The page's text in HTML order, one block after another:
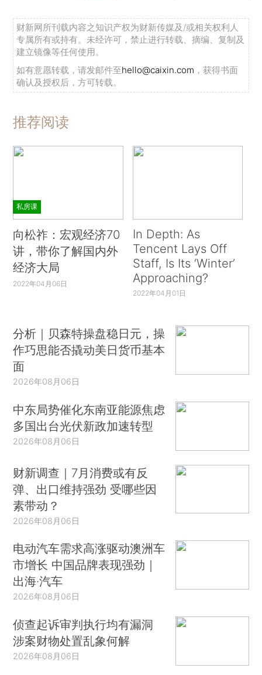
财新网所刊载内容之知识产权为财新传媒及/或相关权利人
专属所有或持有。未经许可，禁止进行转载、摘编、复制及
建立镜像等任何使用。
如有意愿转载，请发邮件至hello@caixin.com ，获得书面
确认及授权后，方可转载。
推荐阅读
私房课
向松祚：宏观经济70
讲，带你了解国内外
经济大局
2022年04月06日
In Depth: As
Tencent Lays Off
Staff, Is Its ‘Winter’
Approaching?
2022年04月01日
分析｜贝森特操盘稳日元，操
作巧思能否撬动美日货币基本
面
2026年08月06日
中东局势催化东南亚能源焦虑
多国出台光伏新政加速转型
2026年08月06日
财新调查｜7月消费或有反
弹、出口维持强劲 受哪些因
素带动？
2026年08月06日
电动汽车需求高涨驱动澳洲车
市增长 中国品牌表现强劲｜
出海·汽车
2026年08月06日
侦查起诉审判执行均有漏洞
涉案财物处置乱象何解
2026年08月06日